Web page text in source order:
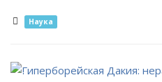
Наука